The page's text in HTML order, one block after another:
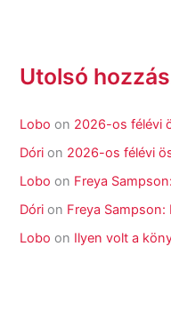
Utolsó
Lobo on 2026-os félévi
Dóri on 2026-os félévi
Lobo on Freya
Dóri on Freya
Lobo on Ilyen volt a